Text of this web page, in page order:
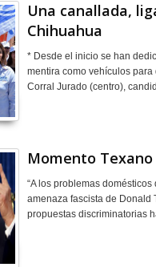
Una canallada,
Chihuahua
* Desde el inicio se han
mentira como vehículos
Corral Jurado (centro),
Momento
“A los problemas
amenaza fascista de Donald
propuestas discriminatorias